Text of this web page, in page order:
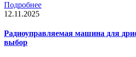
Подробнее
12.11.2025
Радиоуправляемая машина для
выбор